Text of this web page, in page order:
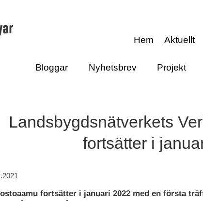
Hem Aktuellt
Bloggar Nyhetsbrev Projekt
Landsbygdsnätverkets
fortsätter i
fortsätter i januari 2022 med en första